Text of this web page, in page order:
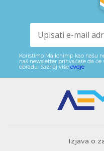
Koristimo Mailchimp kao našu
naš newsletter prihvaćate da
obradu. Saznaj više ovdje.
Izjava o